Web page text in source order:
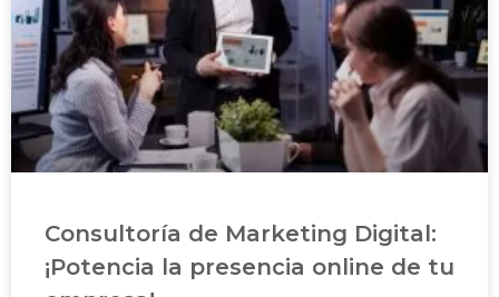
Consultoría de Marketing Digital:
¡Potencia la presencia online de tu